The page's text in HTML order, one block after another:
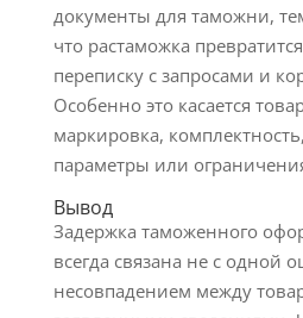
документы для таможни,
что растаможка
переписку с запросами и
Особенно это касается
маркировка,
параметры или
Вывод
Задержка таможенного
всегда связана не с одной
несовпадением между